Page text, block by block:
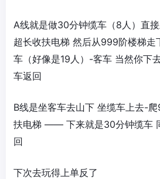
A线就是做30分钟缆车（8人）直
超长收扶电梯 然后从999阶楼梯走
车（好像是19人）-客车 当然你下
车返回
B线是坐客车去山下 坐缆车上去-
扶电梯 —— 下来就是30分钟缆车
回
下次去玩得上单反了